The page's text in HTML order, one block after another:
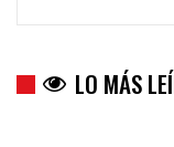
LO MÁS